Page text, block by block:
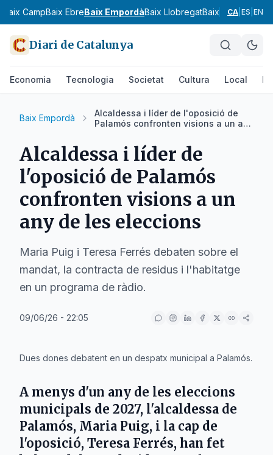
Baix CampBaix EbreBaix EmpordàBaix LlobregatBaix Penedès
CA ES EN
Diari de Catalunya
Economia Tecnologia Societat Cultura Local
Baix Empordà
Alcaldessa i líder de l'oposició de
Palamós confronten visions a un any
Alcaldessa i líder de
l'oposició de Palamós
confronten visions a un
any de les eleccions
Maria Puig i Teresa Ferrés debaten sobre el
mandat, la contracta de residus i l'habitatge
en un programa de ràdio.
09/06/26 - 22:05
Dues dones debatent en un despatx municipal a Palamós.
A menys d'un any de les eleccions
municipals de 2027, l'alcaldessa de
Palamós, Maria Puig, i la cap de
l'oposició, Teresa Ferrés, han fet